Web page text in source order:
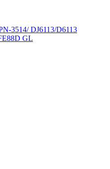
3514/ DJ6113/D6113
GL